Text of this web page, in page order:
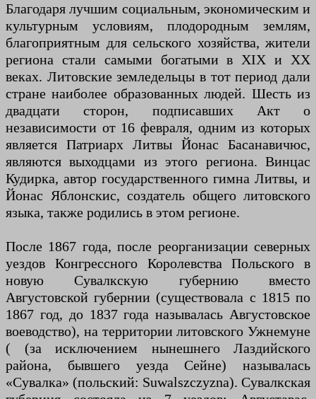
Благодаря лучшим социальным, экономическим и
культурным условиям, плодородным землям,
благоприятным для сельского хозяйства, жители
региона стали самыми богатыми в XIX и XX
веках. Литовские земледельцы в тот период дали
стране наиболее образованных людей. Шесть из
двадцати сторон, подписавших Акт о
независимости от 16 февраля, одним из которых
является Патриарх Литвы Йонас Басанавичюс,
являются выходцами из этого региона. Винцас
Кудирка, автор государственного гимна Литвы, и
Йонас Яблонскис, создатель общего литовского
языка, также родились в этом регионе.
После 1867 года, после реорганизации северных
уездов Конгрессного Королевства Польского в
новую Сувалкскую губернию вместо
Августовской губернии (существовала с 1815 по
1867 год, до 1837 года называлась Августовское
воеводство), на территории литовского Ужнемуне
( (за исключением нынешнего Лаздийского
района, бывшего уезда Сейне) называлась
«Сувалка» (польский: Suwalszczyzna). Сувалкская